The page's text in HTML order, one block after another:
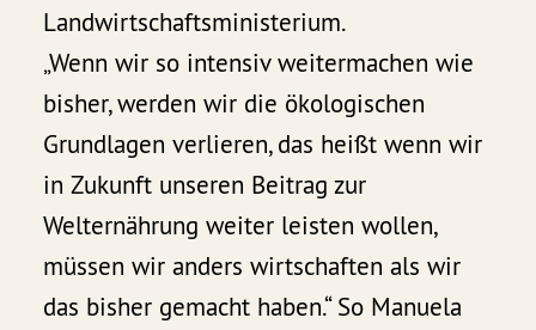
Landwirtschaftsministerium.
„Wenn wir so intensiv weitermachen wie
bisher, werden wir die ökologischen
Grundlagen verlieren, das heißt wenn wir
in Zukunft unseren Beitrag zur
Welternährung weiter leisten wollen,
müssen wir anders wirtschaften als wir
das bisher gemacht haben.“ So Manuela